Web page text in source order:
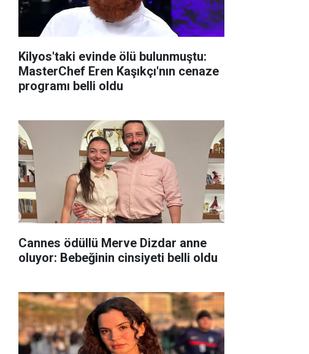
Kilyos'taki evinde ölü bulunmuştu:
MasterChef Eren Kaşıkçı'nın cenaze
programı belli oldu
Cannes ödüllü Merve Dizdar anne
oluyor: Bebeğinin cinsiyeti belli oldu